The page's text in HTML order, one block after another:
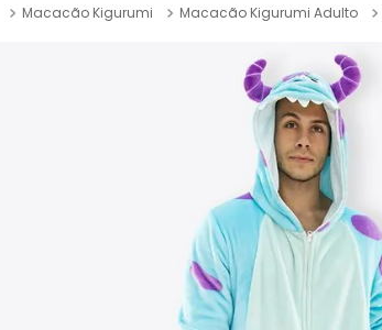
Macacão Kigurumi Macacão Kigurumi Adulto